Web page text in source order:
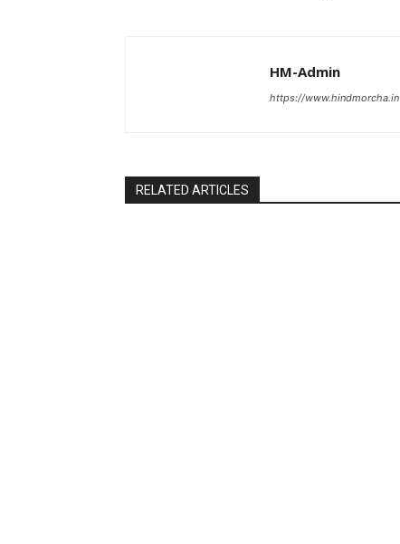
HM-Admin
https://www.hindmorcha.in
RELATED ARTICLES